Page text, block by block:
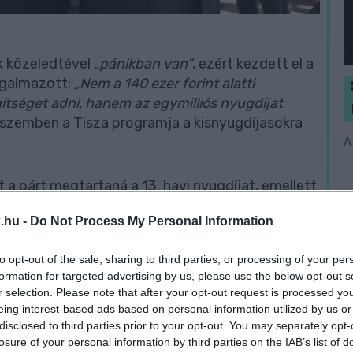
- Do Not Process My Personal Information
opt-out of the sale, sharing to third parties, or processing of your
for targeted advertising by us, please use the below opt-out
selection. Please note that after your opt-out request is processed
interest-based ads based on personal information utilized by us
to third parties prior to your opt-out. You may separately
of your personal information by third parties on the IAB’s list of
közeledtével „pánikban van”, ezért kezdett el a
„Nem a 140 ezer forint alatti
adni, hanem az egymilliós nyugdíjat
a Tisza programja a kisnyugdíjasokra
párt megtartaná a 13. havi nyugdíjat, emellett
élelmiszerre, gyógyszerre és pihenésre,
többnek érezne, mint a 14. havi nyugdíjat”
forintos nyugdíjakat, ami 50 százalékos
is jelentős emelést ígér, amit Magyar
a mindennapokban. Ezzel szemben
a legtehetősebb rétegeknek kedveznének. „Az